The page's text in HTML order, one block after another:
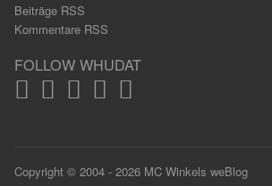
Beiträge RSS
Kommentare RSS
FOLLOW WHUDAT
Copyright © 2004 - 2026 MC Winkels weBlog